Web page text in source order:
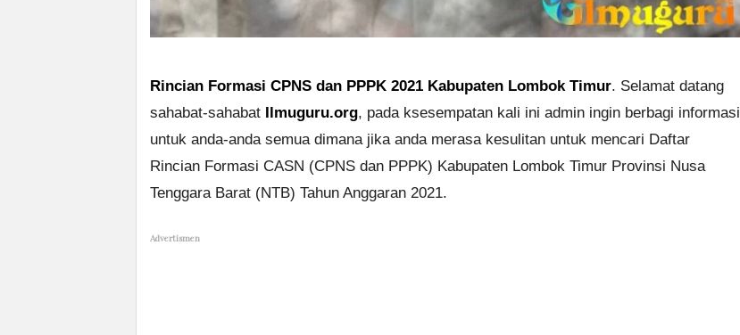
Rincian Formasi CPNS dan PPPK 2021 Kabupaten Lombok Timur. Selamat datang
sahabat-sahabat Ilmuguru.org, pada ksesempatan kali ini admin ingin berbagi informasi
untuk anda-anda semua dimana jika anda merasa kesulitan untuk mencari Daftar
Rincian Formasi CASN (CPNS dan PPPK) Kabupaten Lombok Timur Provinsi Nusa
Tenggara Barat (NTB) Tahun Anggaran 2021.
Advertismen